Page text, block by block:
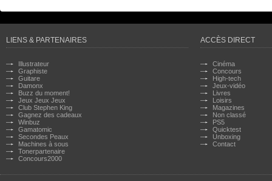
LIENS & PARTENAIRES
Illustrateur
Graphiste
Guitare
Damonx
Buzz du moment!
Jeux Jeux Jeux
Club Stephen King
Gagnez des cadeaux
Winbuz
Gamatomic
Secondes Peaux
Machines à sous
Tonerpartenaire
Concours2000
ACCÈS DIRECT
Cinéma
Concours
High-tech
Jeux-vidéo
Livres
Loisirs
Magazines
Non classé
PS5
Quicktest
Unboxing
Contact